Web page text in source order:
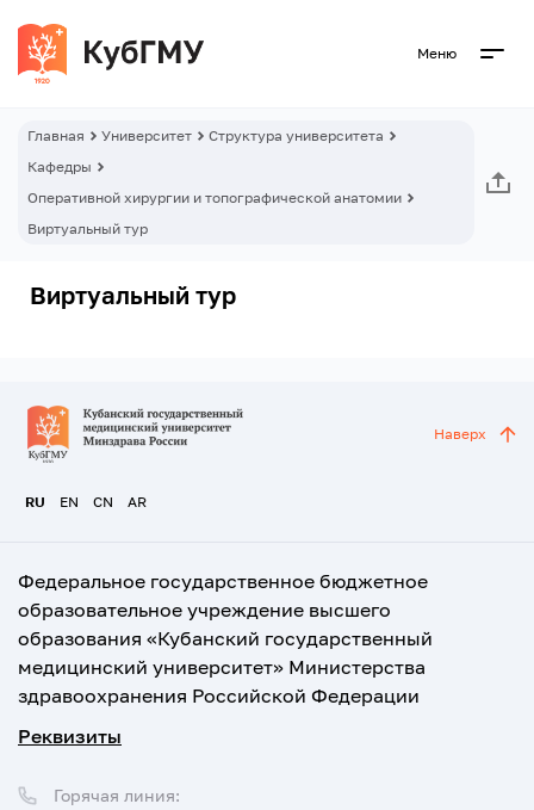
Меню
Главная Университет
Структура университета
Кафедры
Оперативной хирургии и топографической анатомии
Виртуальный тур
Виртуальный тур
RU EN CN AR
Наверх
Федеральное государственное бюджетное
образовательное учреждение высшего
образования «Кубанский государственный
медицинский университет» Министерства
здравоохранения Российской Федерации
Реквизиты
Горячая линия: